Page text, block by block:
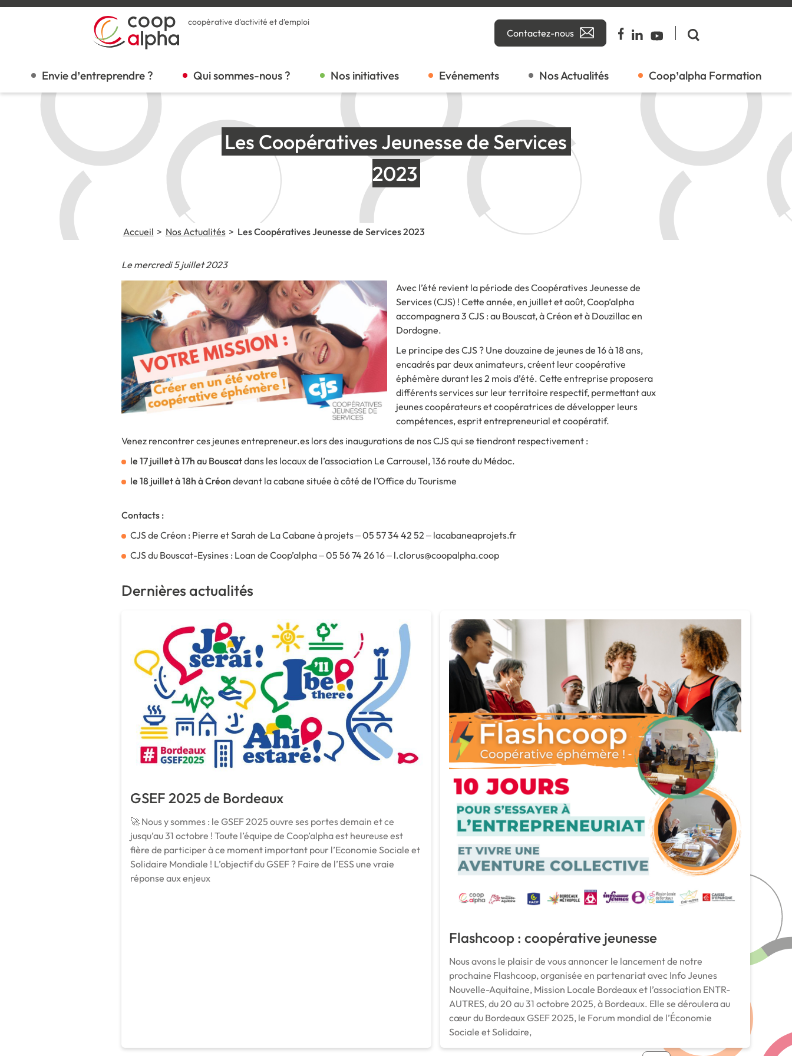
coopérative d'activité et d'emploi
Contactez-nous
Envie d’entreprendre ? Qui sommes-nous ? Nos initiatives Evénements Nos Actualités Coop’alpha Formation
Les Coopératives Jeunesse de Services
2023
Accueil Nos Actualités Les Coopératives Jeunesse de Services 2023
Le mercredi 5 juillet 2023
Avec l’été revient la période des Coopératives Jeunesse de
Services (CJS) ! Cette année, en juillet et août, Coop’alpha
accompagnera 3 CJS : au Bouscat, à Créon et à Douzillac en
Dordogne.
Le principe des CJS ? Une douzaine de jeunes de 16 à 18 ans,
encadrés par deux animateurs, créent leur coopérative
éphémère durant les 2 mois d’été. Cette entreprise proposera
différents services sur leur territoire respectif, permettant aux
jeunes coopérateurs et coopératrices de développer leurs
compétences, esprit entrepreneurial et coopératif.
Venez rencontrer ces jeunes entrepreneur.es lors des inaugurations de nos CJS qui se tiendront respectivement :
le 17 juillet à 17h au Bouscatdans les locaux de l’association Le Carrousel, 136 route du Médoc.
le 18 juillet à 18h à Créon devant la cabane située à côté de l’Office du Tourisme
Contacts :
CJS de Créon : Pierre et Sarah de La Cabane à projets –05 57 34 42 52 – lacabaneaprojets.fr
CJS du Bouscat-Eysines : Loan de Coop’alpha – 05 56 74 26 16 – l.clorus@coopalpha.coop
Dernières actualités
GSEF 2025 de Bordeaux
🚀 Nous y sommes : le GSEF 2025 ouvre ses portes demain et ce
jusqu’au 31 octobre ! Toute l’équipe de Coop’alpha est heureuse est
fière de participer à ce moment important pour l’Economie Sociale et
Solidaire Mondiale ! L’objectif du GSEF ? Faire de l’ESS une vraie
réponse aux enjeux
Flashcoop : coopérative jeunesse
Nous avons le plaisir de vous annoncer le lancement de notre
prochaine Flashcoop, organisée en partenariat avec Info Jeunes
Nouvelle-Aquitaine, Mission Locale Bordeaux et l’association ENTR-
AUTRES, du 20 au 31 octobre 2025, à Bordeaux. Elle se déroulera au
cœur du Bordeaux GSEF 2025, le Forum mondial de l’Économie
Sociale et Solidaire,